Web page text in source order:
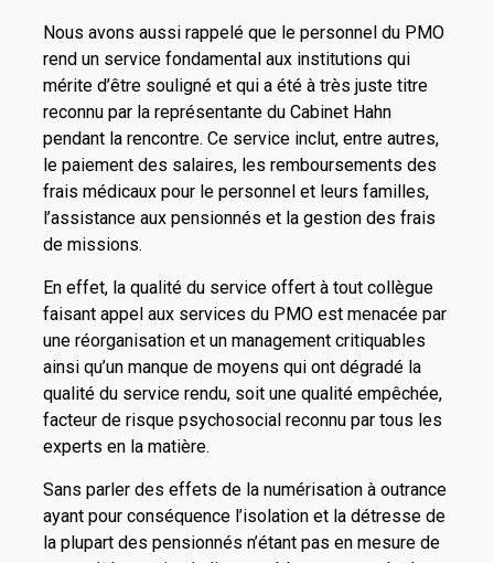
Nous avons aussi rappelé que le personnel du PMO
rend un service fondamental aux institutions qui
mérite d’être souligné et qui a été à très juste titre
reconnu par la représentante du Cabinet Hahn
pendant la rencontre. Ce service inclut, entre autres,
le paiement des salaires, les remboursements des
frais médicaux pour le personnel et leurs familles,
l’assistance aux pensionnés et la gestion des frais
de missions.
En effet, la qualité du service offert à tout collègue
faisant appel aux services du PMO est menacée par
une réorganisation et un management critiquables
ainsi qu’un manque de moyens qui ont dégradé la
qualité du service rendu, soit une qualité empêchée,
facteur de risque psychosocial reconnu par tous les
experts en la matière.
Sans parler des effets de la numérisation à outrance
ayant pour conséquence l’isolation et la détresse de
la plupart des pensionnés n’étant pas en mesure de